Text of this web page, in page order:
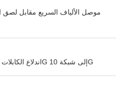
موصل الألياف السريع مقابل لصق
سمعة عالية MPO اندلاع الكابلات الموردين الصين 40G إلى شبكة 10G